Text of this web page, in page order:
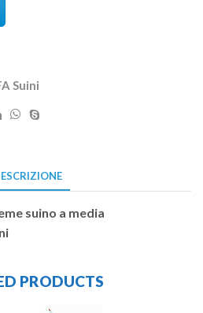
Suini
suino a media
PRODUCTS